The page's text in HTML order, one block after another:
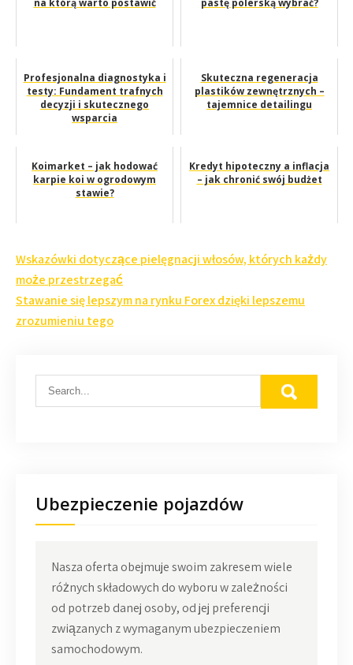
na którą warto postawić pastę polerską wybrać?
Profesjonalna diagnostyka i
testy: Fundament trafnych
decyzji i skutecznego
wsparcia
Skuteczna regeneracja
plastików zewnętrznych –
tajemnice detailingu
Koimarket – jak hodować
karpie koi w ogrodowym
stawie?
Kredyt hipoteczny a inflacja
– jak chronić swój budżet
Nawigacja
wpisu
Wskazówki dotyczące pielęgnacji włosów, których każdy
może przestrzegać
Stawanie się lepszym na rynku Forex dzięki lepszemu
zrozumieniu tego
Ubezpieczenie pojazdów
Nasza oferta obejmuje swoim zakresem wiele
różnych składowych do wyboru w zależności
od potrzeb danej osoby, od jej preferencji
związanych z wymaganym ubezpieczeniem
samochodowym.